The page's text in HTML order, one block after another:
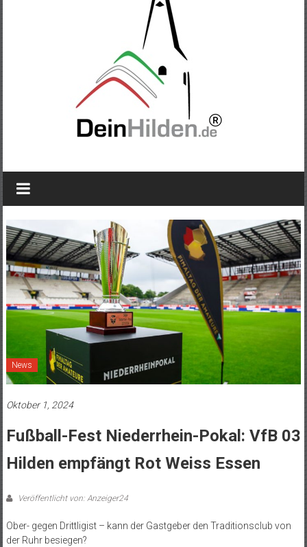
News
Oktober 1, 2024
Fußball-Fest Niederrhein-Pokal: VfB 03
Hilden empfängt Rot Weiss Essen
Veröffentlicht von: Anzeiger24
Ober- gegen Drittligist – kann der Gastgeber den Traditionsclub von
der Ruhr besiegen?